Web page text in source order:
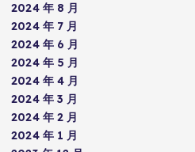
2024 年 8 月
2024 年 7 月
2024 年 6 月
2024 年 5 月
2024 年 4 月
2024 年 3 月
2024 年 2 月
2024 年 1 月